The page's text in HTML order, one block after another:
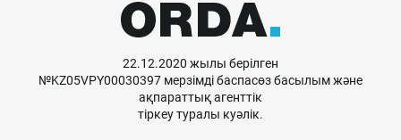
22.12.2020 жылы берілген
№KZ05VPY00030397 мерзімді баспасөз басылым және
ақпараттық агенттік
тіркеу туралы куәлік.